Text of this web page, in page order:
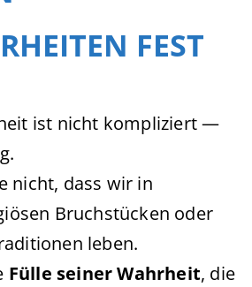
FEST
ist nicht kompliziert —
nicht, dass wir in
Bruchstücken oder
leben.
Fülle seiner Wahrheit, die